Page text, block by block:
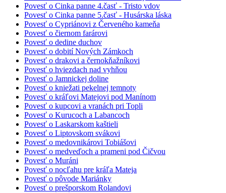
Povesť o Cinka panne 4.časť - Tristo vdov
Povesť o Cinka panne 5.časť - Husárska láska
Povesť o Cypriánovi z Červeného kameňa
Povesť o čiernom farárovi
Povesť o dedine duchov
Povesť o dobití Nových Zámkoch
Povesť o drakovi a černokňažníkovi
Povesť o hviezdach nad vyhňou
Povesť o Jamnickej doline
Povesť o kniežati pekelnej temnoty
Povesť o kráľovi Matejovi pod Manínom
Povesť o kupcovi a vranách pri Topli
Povesť o Kurucoch a Labancoch
Povesť o Laskarskom kaštieli
Povesť o Liptovskom svákovi
Povesť o medovnikárovi Tobiášovi
Povesť o medveďoch a prameni pod Čičvou
Povesť o Muráni
Povesť o nocľahu pre kráľa Mateja
Povesť o pôvode Mariánky
Povesť o prešporskom Rolandovi